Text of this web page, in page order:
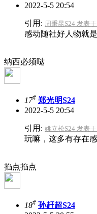
2022-5-5 20:54
引用: 周秉昆S24 发表
感动随社好人物就
纳西必须哒
17# 郑光明S24
2022-5-5 20:54
引用: 姚立松S24 发表
玩嘛，这多有存在
掐点掐点
18# 孙赶超S24